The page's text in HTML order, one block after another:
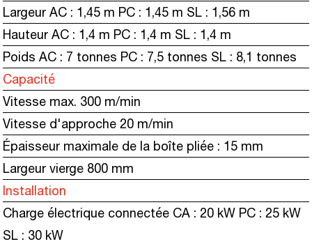
Largeur AC : 1,45 m PC : 1,45 m SL : 1,56 m
Hauteur AC : 1,4 m PC : 1,4 m SL : 1,4 m
Poids AC : 7 tonnes PC : 7,5 tonnes SL : 8,1 tonnes
Capacité
Vitesse max. 300 m/min
Vitesse d'approche 20 m/min
Épaisseur maximale de la boîte pliée : 15 mm
Largeur vierge 800 mm
Installation
Charge électrique connectée CA : 20 kW PC : 25 kW
SL : 30 kW